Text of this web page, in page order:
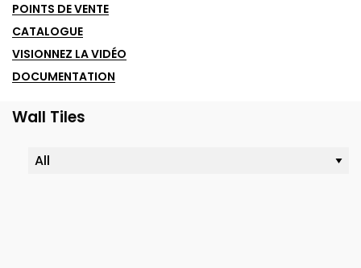
POINTS DE VENTE
CATALOGUE
VISIONNEZ LA VIDÉO
DOCUMENTATION
Wall Tiles